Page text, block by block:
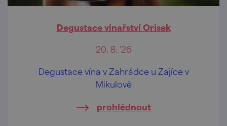
Degustace vinařství Orisek
20. 8. '26
Degustace vína v Zahrádce u Zajíce v
Mikulově
prohlédnout